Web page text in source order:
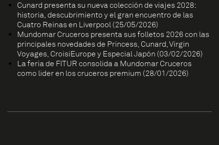
Cunard presenta su nueva colección de viajes 2028:
historia, descubrimiento y el gran encuentro de las
Cuatro Reinas en Liverpool (25/05/2026)
Mundomar Cruceros presenta sus folletos 2026 con las
principales novedades de Princess, Cunard, Virgin
Voyages, CroisiEurope y Especial Japón (03/02/2026)
La feria de FITUR consolida a Mundomar Cruceros
como líder en los cruceros premium (28/01/2026)